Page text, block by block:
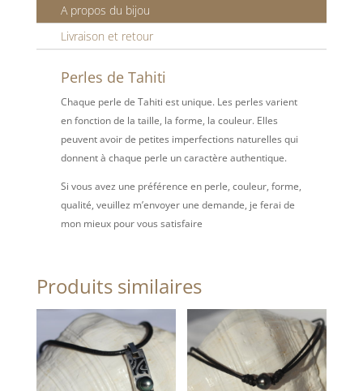
A propos du bijou
Livraison et retour
Perles de Tahiti
Chaque perle de Tahiti est unique. Les perles varient
en fonction de la taille, la forme, la couleur. Elles
peuvent avoir de petites imperfections naturelles qui
donnent à chaque perle un caractère authentique.
Si vous avez une préférence en perle, couleur, forme,
qualité, veuillez m’envoyer une demande, je ferai de
mon mieux pour vous satisfaire
Produits similaires